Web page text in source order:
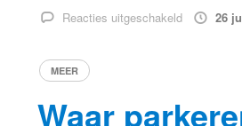
Reacties uitgeschakeldvoor
Eindhoven
26
MEER
Waar